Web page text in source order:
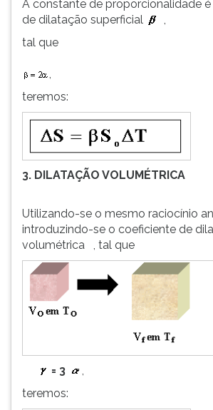
A constante de proporcionalidade
de dilatação superficial
,
tal que
,
teremos:
3. DILATAÇÃO VOLUMÉTRICA
Utilizando-se o mesmo raciocínio
introduzindo-se o coeficiente de
volumétrica , tal que
= 3
,
teremos: